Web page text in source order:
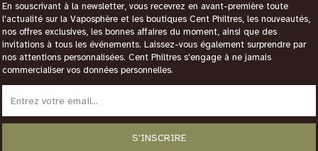
En souscrivant à la newsletter, vous recevrez en avant-première toute
l'actualité sur la Vaposphère et les boutiques Cent Philtres, les nouveautés,
nos offres exclusives, les bonnes affaires du moment, ainsi que des
invitations à tous les événements. Laissez-vous également surprendre par
nos attentions personnalisées. Cent Philtres s'engage à ne jamais
commercialiser vos données personnelles.